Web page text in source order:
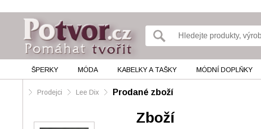
ŠPERKY MÓDA KABELKY A TAŠKY MÓDNÍ DOPLŇKY
Prodejci Lee Dix Prodané zboží
Zboží